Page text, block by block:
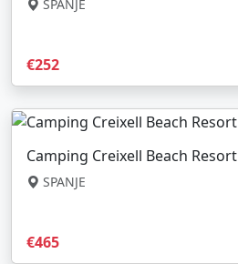
SPANJE
€252
Camping Creixell Beach Resort
SPANJE
€465